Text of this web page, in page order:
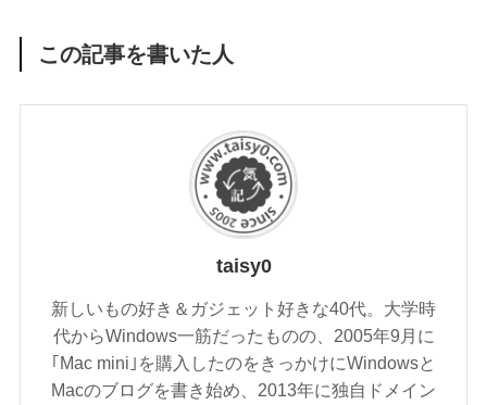
この記事を書いた人
taisy0
新しいもの好き＆ガジェット好きな40代。大学時
代からWindows一筋だったものの、2005年9月に
｢Mac mini｣を購入したのをきっかけにWindowsと
Macのブログを書き始め、2013年に独自ドメイン